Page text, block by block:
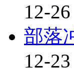
12-26
部落
12-23